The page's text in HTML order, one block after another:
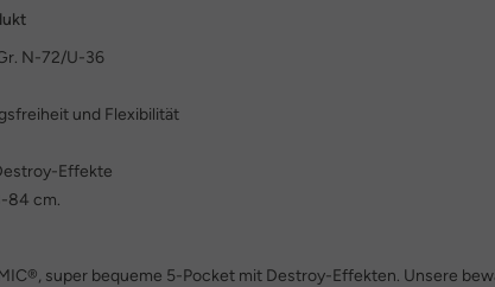
N-72/U-36
und Flexibilität
Effekte
84 cm.
super bequeme 5-Pocket mit Destroy-Effekten. Unsere